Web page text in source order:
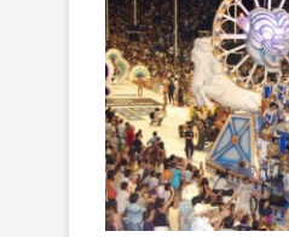
not
know